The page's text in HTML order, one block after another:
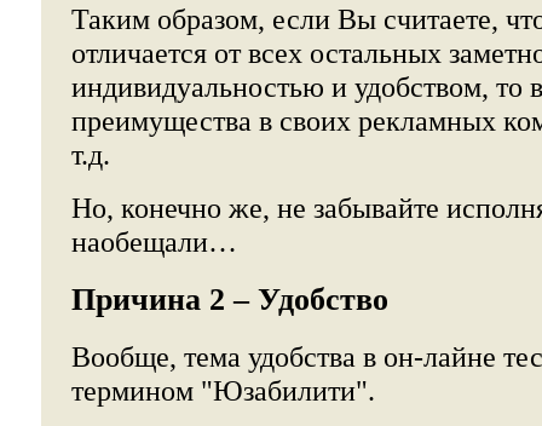
Таким образом, если Вы считаете,
отличается от всех остальных
индивидуальностью и удобством, то
преимущества в своих рекламных
т.д.
Но, конечно же, не забывайте
наобещали…
Причина 2 – Удобство
Вообще, тема удобства в он-лайне
термином "Юзабилити".